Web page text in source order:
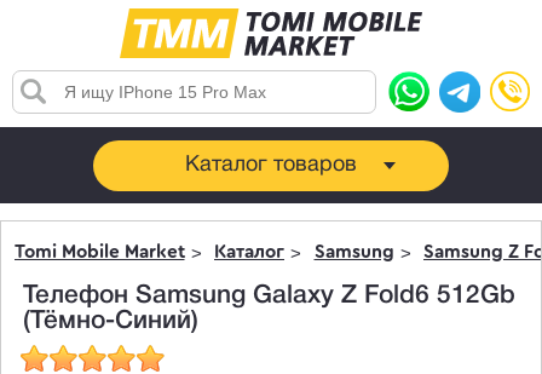
Каталог товаров
Tomi Mobile Market Каталог Samsung Samsung Z
Телефон Samsung Galaxy Z Fold6 512Gb
(Тёмно-Синий)